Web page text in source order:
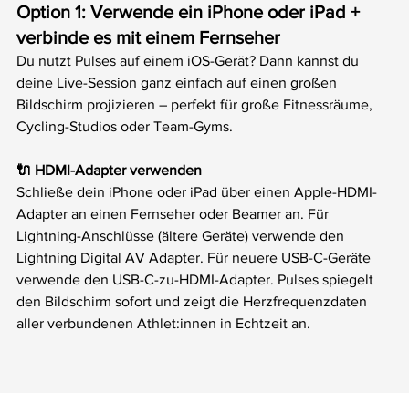
Option 1: Verwende ein iPhone oder iPad +
verbinde es mit einem Fernseher
Du nutzt Pulses auf einem iOS-Gerät? Dann kannst du
deine Live-Session ganz einfach auf einen großen
Bildschirm projizieren – perfekt für große Fitnessräume,
Cycling-Studios oder Team-Gyms.
🔌 HDMI-Adapter verwenden
Schließe dein iPhone oder iPad über einen Apple-HDMI-
Adapter an einen Fernseher oder Beamer an. Für
Lightning-Anschlüsse (ältere Geräte) verwende den
Lightning Digital AV Adapter. Für neuere USB-C-Geräte
verwende den USB-C-zu-HDMI-Adapter. Pulses spiegelt
den Bildschirm sofort und zeigt die Herzfrequenzdaten
aller verbundenen Athlet:innen in Echtzeit an.